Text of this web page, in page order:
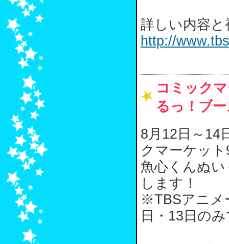
詳しい内容
http://
コミック
るっ！ブ
8月12日～14
クマーケッ
魚心くんぬ
します！
※TBSアニメ
日・13日の